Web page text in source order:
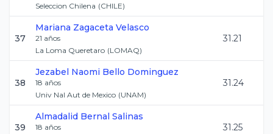
Seleccion Chilena (CHILE)
37
Mariana Zagaceta Velasco
21 años
La Loma Queretaro (LOMAQ)
31.21
38
Jezabel Naomi Bello Dominguez
18 años
Univ Nal Aut de Mexico (UNAM)
31.24
39
Almadalid Bernal Salinas
18 años
31.25